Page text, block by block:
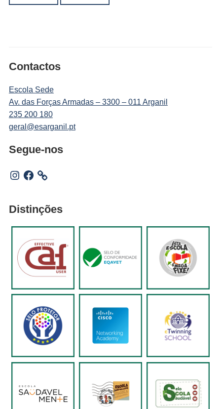
Contactos
Escola Sede
Av. das Forças Armadas – 3300 – 011 Arganil
235 200 180
geral@esarganil.pt
Segue-nos
Instagram
Facebook
Distinções